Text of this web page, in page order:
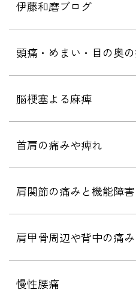
伊藤和磨ブログ
頭痛・めまい・目の奥
脳梗塞よる麻痺
首肩の痛みや痺れ
肩関節の痛みと機能障害
肩甲骨周辺や背中の痛み
慢性腰痛